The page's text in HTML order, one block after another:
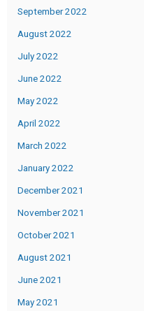
September 2022
August 2022
July 2022
June 2022
May 2022
April 2022
March 2022
January 2022
December 2021
November 2021
October 2021
August 2021
June 2021
May 2021